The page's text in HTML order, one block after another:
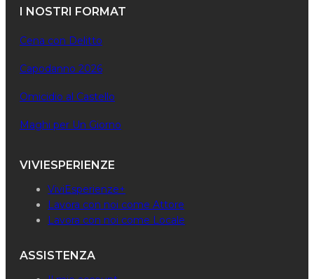
I NOSTRI FORMAT
Cena con Delitto
Capodanno 2026
Omicidio al Castello
Maghi per Un Giorno
VIVIESPERIENZE
ViviEsperienze+
Lavora con noi come Attore
Lavora con noi come Locale
ASSISTENZA